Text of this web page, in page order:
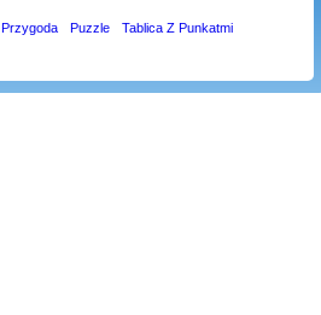
Przygoda Puzzle
Tablica Z Punkatmi